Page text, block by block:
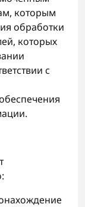
которым
обработки
которых
с